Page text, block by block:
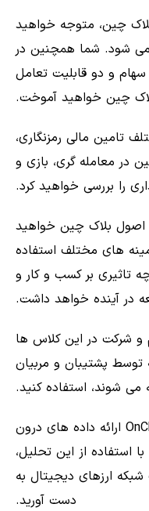
چین، متوجه خواهید
شود. شما همچنین در
سهام و دو قابلیت تعامل
چین خواهید آموخت.
تامین مالی رمزنگاری،
در معامله گری، بازی و
را بررسی خواهید کرد.
اصول بلاک چین خواهید
های مختلف استفاده
تاثیری بر کسب و کار و
در آینده خواهد داشت.
و شرکت در این کلاس ها
توسط پشتیبان و مربیان
می شوند، استفاده کنید.
یکی از ویژگی های تحلیل OnChain ارائه داده های درون
استفاده از این تحلیل،
ارزهای دیجیتال به
دست آورید.